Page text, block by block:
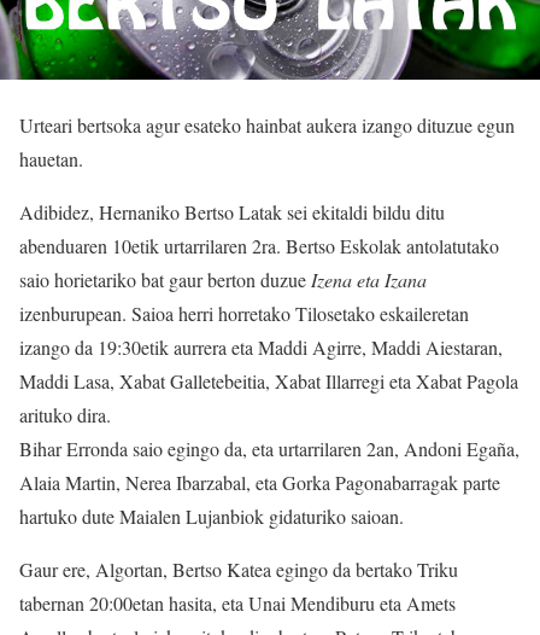
Urteari bertsoka agur esateko hainbat aukera izango dituzue egun
hauetan.
Adibidez, Hernaniko Bertso Latak sei ekitaldi bildu ditu
abenduaren 10etik urtarrilaren 2ra. Bertso Eskolak antolatutako
saio horietariko bat gaur berton duzueIzena eta Izana
izenburupean. Saioa herri horretako Tilosetako eskaileretan
izango da 19:30etik aurrera eta Maddi Agirre, Maddi Aiestaran,
Maddi Lasa, Xabat Galletebeitia, Xabat Illarregi eta Xabat Pagola
arituko dira.
Bihar Erronda saio egingo da, eta urtarrilaren 2an, Andoni Egaña,
Alaia Martin, Nerea Ibarzabal, eta Gorka Pagonabarragak parte
hartuko dute Maialen Lujanbiok gidaturiko saioan.
Gaur ere, Algortan, Bertso Katea egingo da bertako Triku
tabernan 20:00etan hasita, eta Unai Mendiburu eta Amets